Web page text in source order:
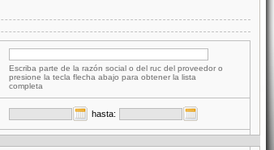
Escriba parte de la razón social o del ruc del proveedor o
presione la tecla flecha abajo para obtener la lista
completa
hasta: